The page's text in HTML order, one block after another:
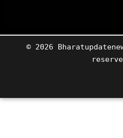
© 2026